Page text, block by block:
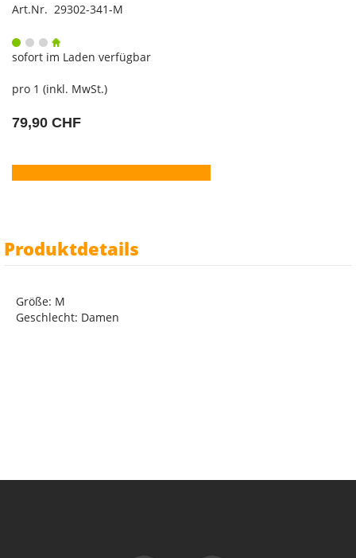
Art.Nr. 29302-341-M
sofort im Laden verfügbar
pro 1 (inkl. MwSt.)
79,90 CHF
Produktdetails
Größe: M
Geschlecht: Damen